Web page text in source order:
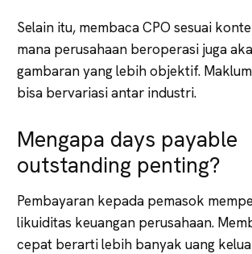
Selain itu, membaca CPO sesuai
mana perusahaan beroperasi juga
gambaran yang lebih objektif.
bisa bervariasi antar industri.
Mengapa days payable
outstanding penting?
Pembayaran kepada pemasok
likuiditas keuangan perusahaan.
cepat berarti lebih banyak uang